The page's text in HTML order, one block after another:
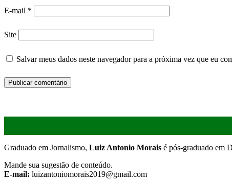
E-mail *
Site
Salvar meus dados neste navegador para a próxima vez que eu
Graduado em Jornalismo, Luiz Antonio Morais é pós-graduado em
Mande sua sugestão de conteúdo.
E-mail: luizantoniomorais2019@gmail.com